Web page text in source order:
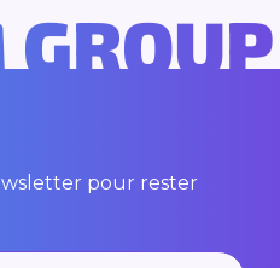
pour rester